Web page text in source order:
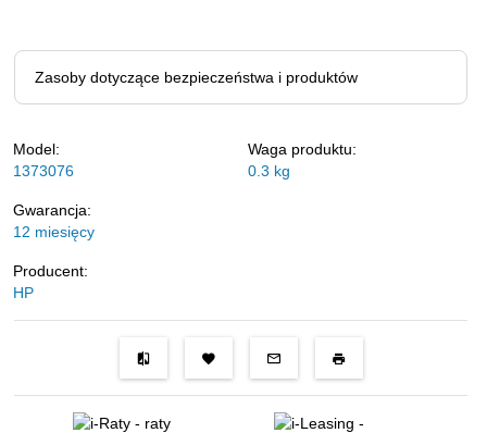
Zasoby dotyczące bezpieczeństwa i produktów
Model:
1373076
Waga produktu:
0.3 kg
Gwarancja:
12 miesięcy
Producent:
HP